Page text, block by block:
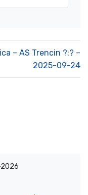
– AS Trencin ?:? –
2025-09-24
2026